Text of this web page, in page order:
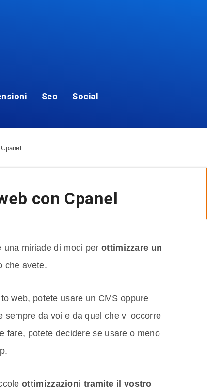
Seo Social
con Cpanel
una miriade di modi per ottimizzare un
che avete.
web, potete usare un CMS oppure
sempre da voi e da quel che vi occorre
fare, potete decidere se usare o meno
ottimizzazioni tramite il vostro